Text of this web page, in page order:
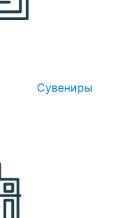
Сувениры